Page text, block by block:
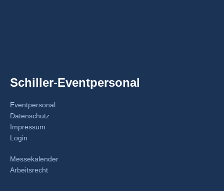
Schiller-Eventpersonal
Eventpersonal
Datenschutz
Impressum
Login
Messekalender
Arbeitsrecht